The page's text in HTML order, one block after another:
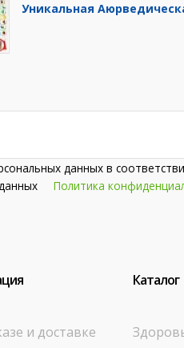
Уникальная
данных в
данных Политика
и доставке
Каталог